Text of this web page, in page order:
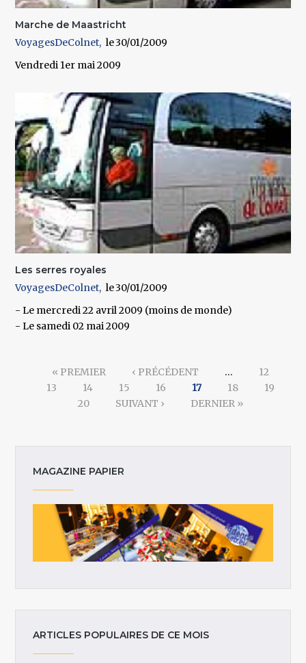
Marche de Maastricht
VoyagesDeColnet
30/01/2009
Vendredi 1er mai 2009
Les serres royales
VoyagesDeColnet
30/01/2009
- Le mercredi 22 avril 2009 (moins de monde)
- Le samedi 02 mai 2009
« PREMIER ‹ PRÉCÉDENT …
12
13
14 15 16 17 18
19
20
SUIVANT › DERNIER »
MAGAZINE PAPIER
ARTICLES POPULAIRES DE CE MOIS